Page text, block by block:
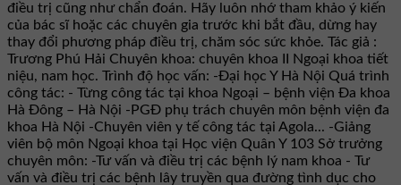
điều trị cũng như chẩn đoán. Hãy luôn nhớ tham khảo ý kiến
của bác sĩ hoặc các chuyên gia trước khi bắt đầu, dừng hay
thay đổi phương pháp điều trị, chăm sóc sức khỏe. Tác giả :
Trương Phú Hải Chuyên khoa: chuyên khoa II Ngoại khoa tiết
niệu, nam học. Trình độ học vấn: -Đại học Y Hà Nội Quá trình
công tác: - Từng công tác tại khoa Ngoại – bệnh viện Đa khoa
Hà Đông – Hà Nội -PGĐ phụ trách chuyên môn bệnh viện đa
khoa Hà Nội -Chuyên viên y tế công tác tại Agola... -Giảng
viên bộ môn Ngoại khoa tại Học viện Quân Y 103 Sở trưởng
chuyên môn: -Tư vấn và điều trị các bệnh lý nam khoa - Tư
vấn và điều trị các bệnh lây truyền qua đường tình dục cho